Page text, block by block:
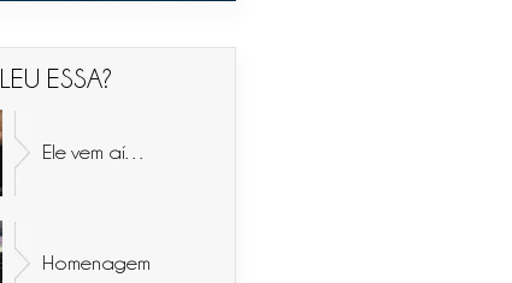
LEU ESSA?
Ele vem aí…
Homenagem